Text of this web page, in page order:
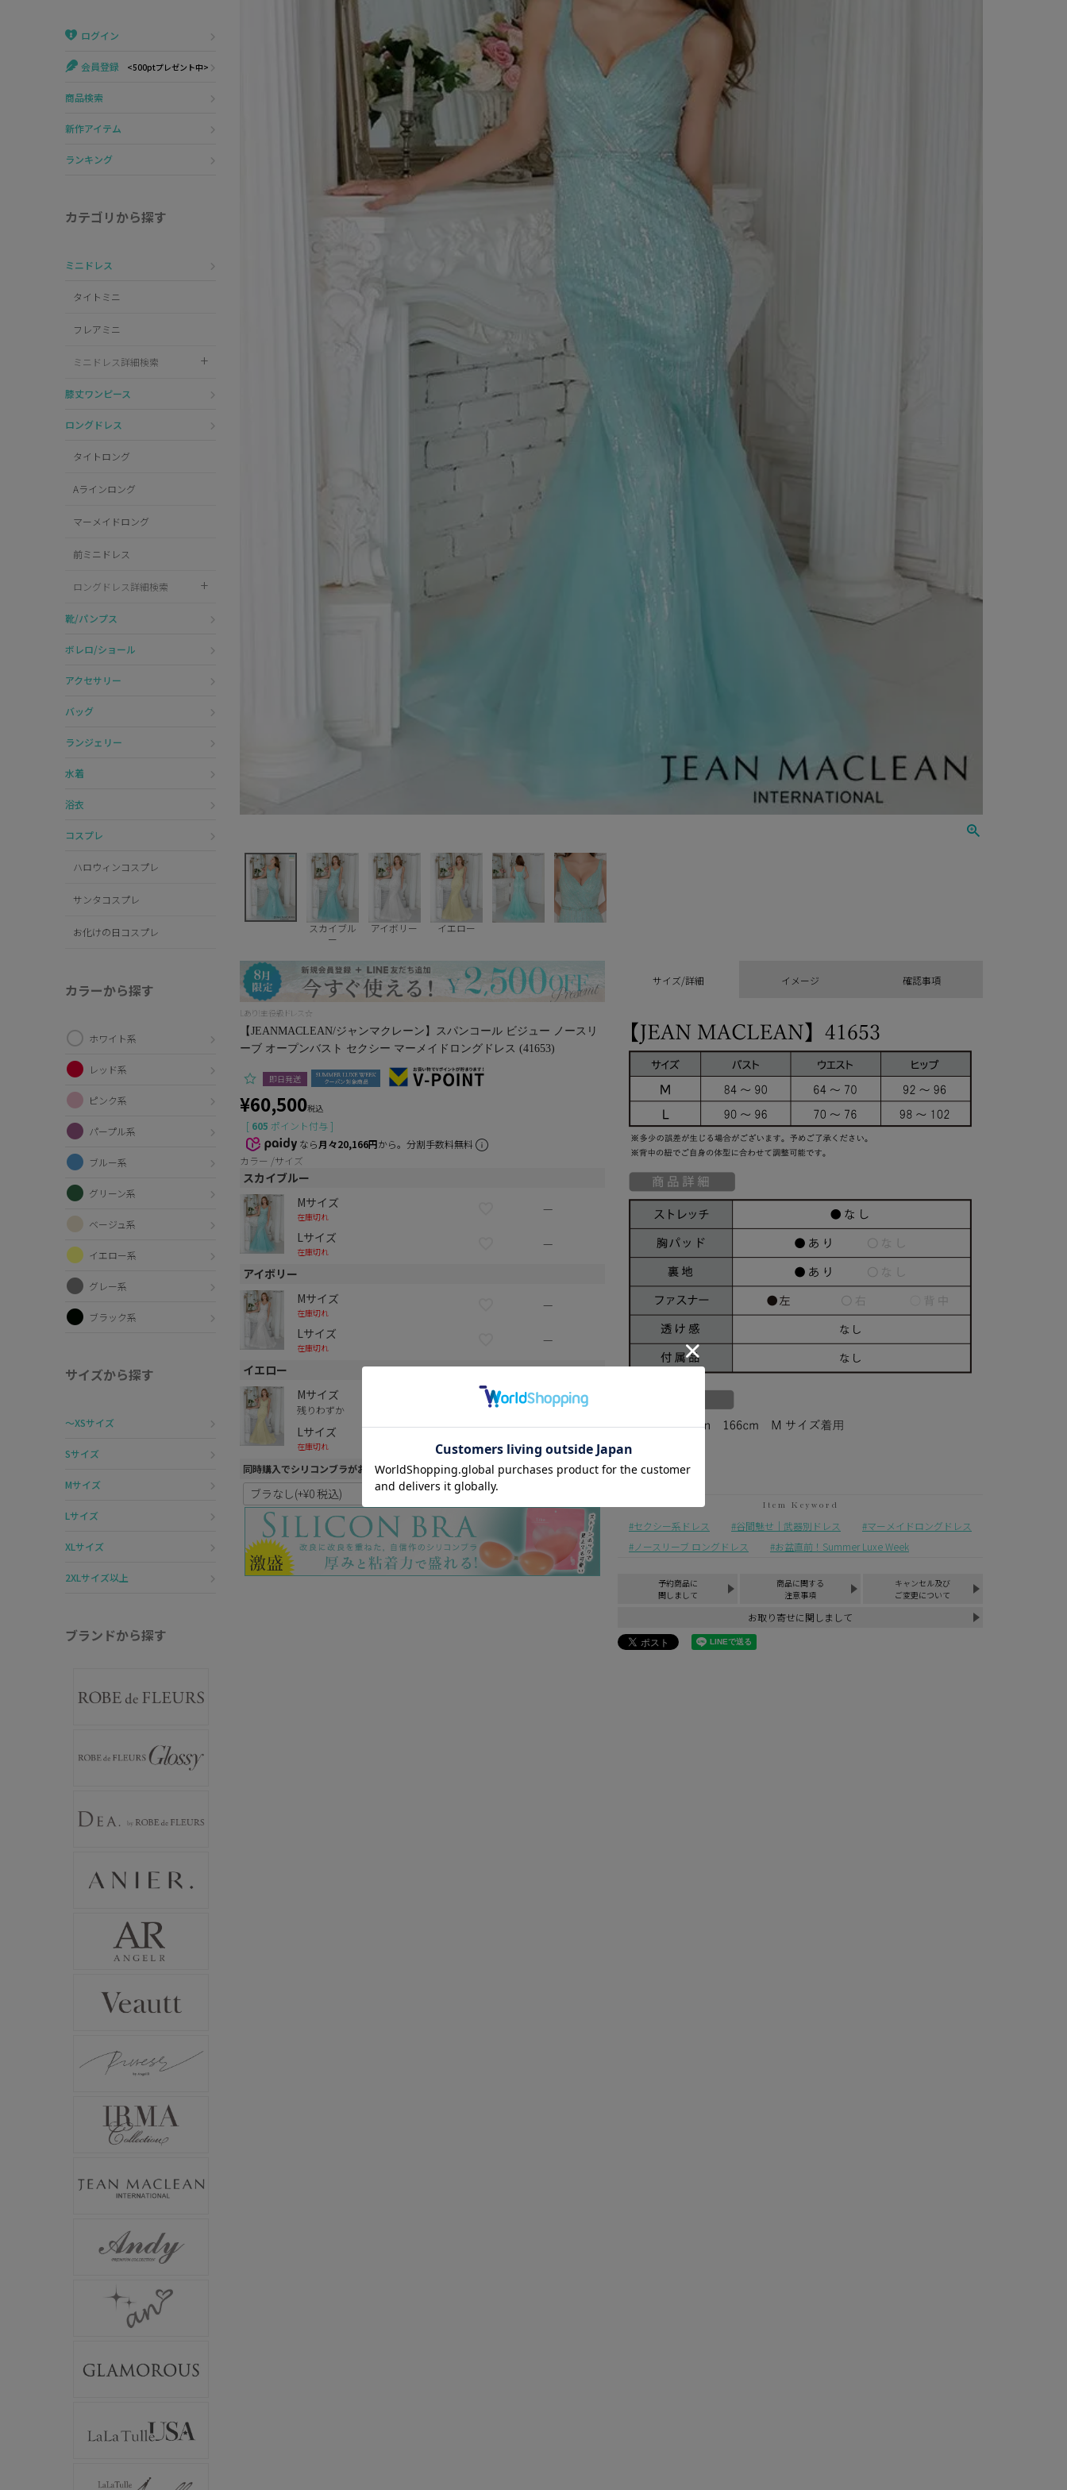
GLAMOROUS
ログイン
会員登録 <500ptプレゼント中>
商品検索
新作アイテム
ランキング
カテゴリから探す
ミニドレス
タイトミニ
フレアミニ
ミニドレス詳細検索
膝丈ワンピース
ロングドレス
タイトロング
Aラインロング
マーメイドロング
前ミニドレス
ロングドレス詳細検索
靴/パンプス
ボレロ/ショール
アクセサリー
バッグ
ランジェリー
水着
浴衣
コスプレ
ハロウィンコスプレ
サンタコスプレ
お化けの日コスプレ
カラーから探す
ホワイト系
レッド系
ピンク系
パープル系
ブルー系
グリーン系
ベージュ系
イエロー系
グレー系
ブラック系
サイズから探す
〜XSサイズ
Sサイズ
Mサイズ
Lサイズ
XLサイズ
2XLサイズ以上
ブランドから探す
スカイブル
ー
アイボリー イエロー
Lあり!主役級ドレス☆
【JEANMACLEAN/ジャンマクレーン】スパンコール ビジュー ノースリ
ーブ オープンバスト セクシー マーメイドロングドレス (41653)
即日発送
¥60,500税込
[ 605 ポイント付与 ]
なら月々20,166円から。分割手数料無料
カラー
サイズ
スカイブルー
Mサイズ
在庫切れ
—
Lサイズ
在庫切れ
—
アイボリー
Mサイズ
在庫切れ
—
Lサイズ
在庫切れ
—
イエロー
Mサイズ
残りわずか カートに入れる
Lサイズ
在庫切れ
同時購入でシリコンブラがお得に買える♪
(
須
)
サイズ/詳細 イメージ 確認事項
セクシー系ドレス 谷間魅せ｜武器別ドレス
マーメイドロングドレス
ノースリーブ ロングドレス
お盆直前！Summer Luxe Week
予約商品に
関しまして
商品に関する
注意事項
キャンセル及び
ご変更について
お取り寄せに関しまして